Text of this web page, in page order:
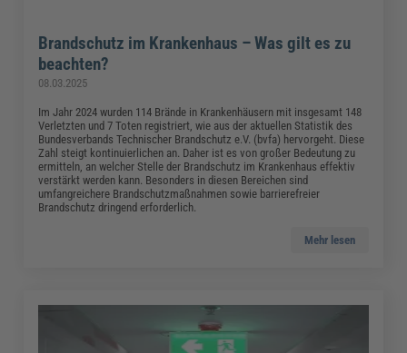
Brandschutz im Krankenhaus – Was gilt es zu
beachten?
08.03.2025
Im Jahr 2024 wurden 114 Brände in Krankenhäusern mit insgesamt 148
Verletzten und 7 Toten registriert, wie aus der aktuellen Statistik des
Bundesverbands Technischer Brandschutz e.V. (bvfa) hervorgeht. Diese
Zahl steigt kontinuierlichen an. Daher ist es von großer Bedeutung zu
ermitteln, an welcher Stelle der Brandschutz im Krankenhaus effektiv
verstärkt werden kann. Besonders in diesen Bereichen sind
umfangreichere Brandschutzmaßnahmen sowie barrierefreier
Brandschutz dringend erforderlich.
Mehr lesen